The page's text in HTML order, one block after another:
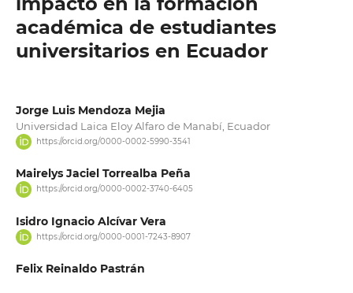
académica de estudiantes
universitarios en Ecuador
Jorge Luis Mendoza Mejia
Universidad Laica Eloy Alfaro de Manabí, Ecuador
https://orcid.org/0000-0002-5990-3541
Mairelys Jaciel Torrealba Peña
https://orcid.org/0000-0002-3740-6405
Isidro Ignacio Alcívar Vera
https://orcid.org/0000-0001-7243-8907
Felix Reinaldo Pastrán